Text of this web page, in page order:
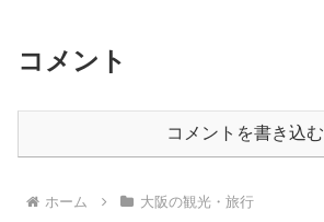
コメント
コメントを書き込む
ホーム 大阪の観光・旅行